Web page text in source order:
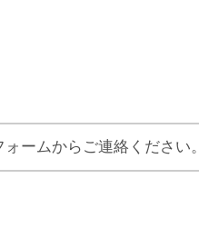
ームからご連絡ください。